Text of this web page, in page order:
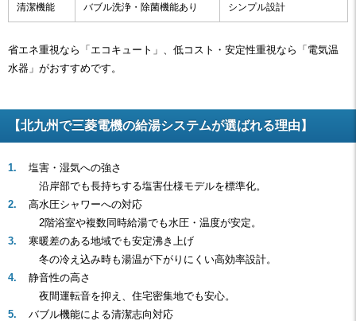
清潔機能 バブル洗浄・除菌機能あり シンプル設計
省エネ重視なら「エコキュート」、低コスト・安定性重視なら「電気温
水器」がおすすめです。
【北九州で三菱電機の給湯システムが選ばれる理由】
塩害・湿気への強さ
沿岸部でも長持ちする塩害仕様モデルを標準化。
高水圧シャワーへの対応
2階浴室や複数同時給湯でも水圧・温度が安定。
寒暖差のある地域でも安定沸き上げ
冬の冷え込み時も湯温が下がりにくい高効率設計。
静音性の高さ
夜間運転音を抑え、住宅密集地でも安心。
バブル機能による清潔志向対応